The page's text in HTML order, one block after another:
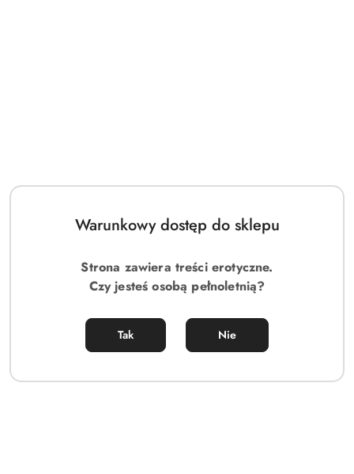
Warunkowy dostęp do sklepu
Strona zawiera treści erotyczne.
Czy jesteś osobą pełnoletnią?
Tak Nie